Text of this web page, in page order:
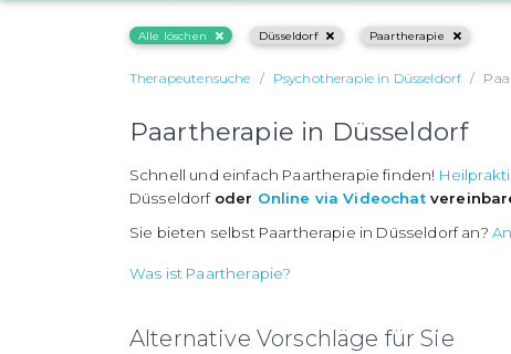
Alle löschen Düsseldorf Paartherapie
Therapeutensuche Psychotherapie in Düsseldorf
Paartherapie in Düsseldorf
Schnell und einfach Paartherapie finden!
Düsseldorf oder Online via Videochat
Sie bieten selbst Paartherapie in Düsseldorf an?
Was ist Paartherapie?
Alternative Vorschläge für Sie